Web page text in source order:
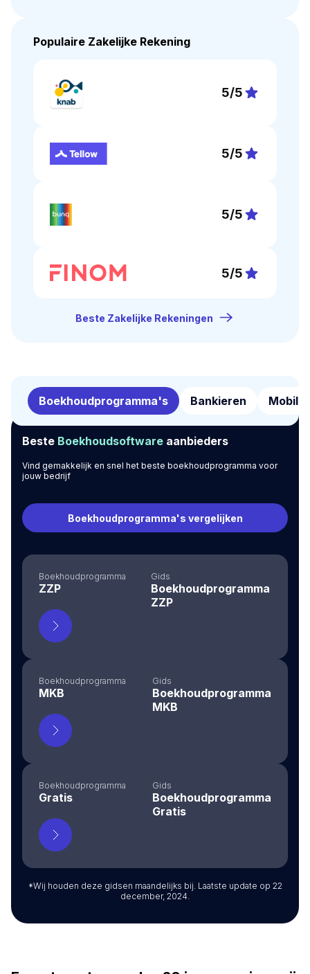
Populaire Zakelijke Rekening
5/5
5/5
5/5
5/5
Beste Zakelijke Rekeningen
Boekhoudprogramma's Bankieren
Beste Boekhoudsoftware aanbieders
Vind gemakkelijk en snel het beste boekhoudprogramma voor
jouw bedrijf
Boekhoudprogramma's vergelijken
Boekhoudprogramma
ZZP
Gids
Boekhoudprogramma
ZZP
Boekhoudprogramma
MKB
Gids
Boekhoudprogramma
MKB
Boekhoudprogramma
Gratis
Gids
Boekhoudprogramma
Gratis
*Wij houden deze gidsen maandelijks bij. Laatste update op 22
december, 2024.